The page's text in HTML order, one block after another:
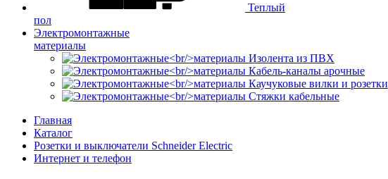
Теплый
пол
Электромонтажные
материалы
Изолента из ПВХ
Кабель-каналы арочные
Каучуковые вилки и розетки
Стяжки кабельные
Главная
Каталог
Розетки и выключатели Schneider Electric
Интернет и телефон